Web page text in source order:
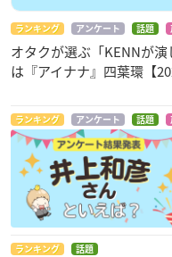
ランキング アンケート 話題
オタクが選ぶ「KENNが
は『アイナナ』四葉環【
ランキング アンケート 話題
ランキング 話題